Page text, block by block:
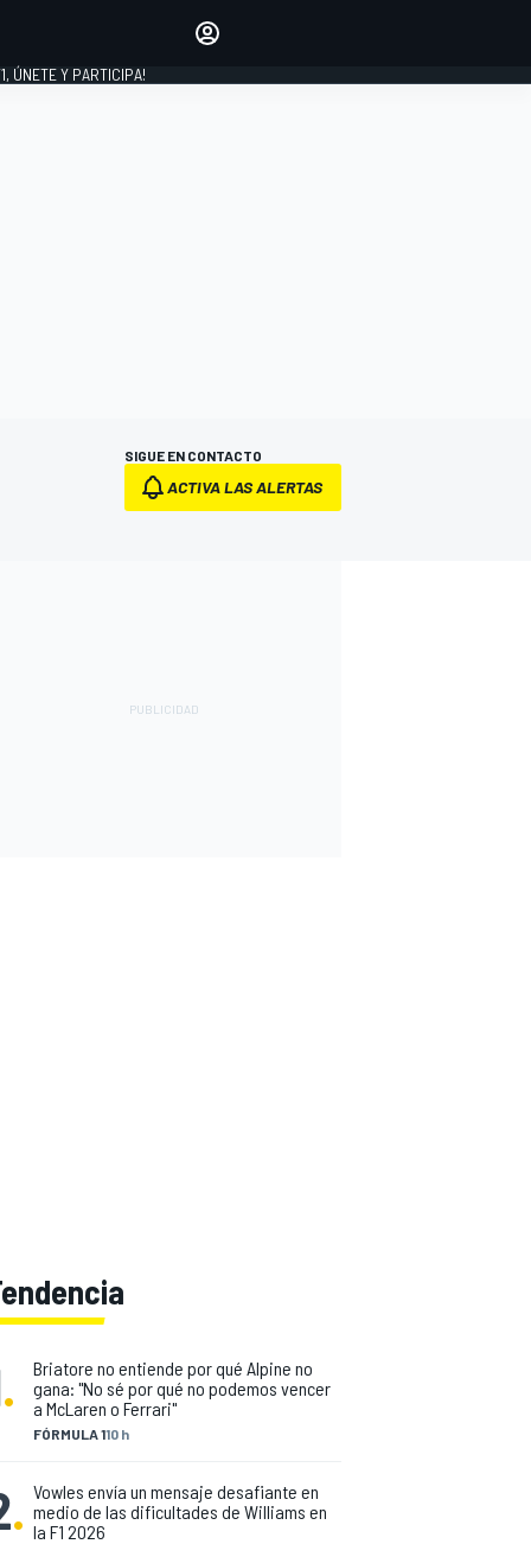
INICIAR SESIÓN
ÚNETE Y PARTICIPA!
SIGUE EN CONTACTO
ACTIVA LAS ALERTAS
.
FÓRMULA 110 h
Briatore no entiende por qué Alpine no
gana: "No sé por qué no podemos vencer
a McLaren o Ferrari"
. Vowles envía un mensaje desafiante en
medio de las dificultades de Williams en
la F1 2026